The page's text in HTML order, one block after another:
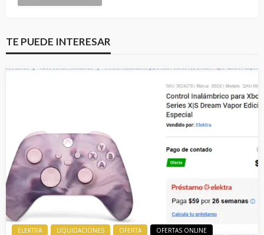
TE PUEDE INTERESAR
ELEKTRA LIQUIDACIONES OFERTA OFERTAS ONLINE